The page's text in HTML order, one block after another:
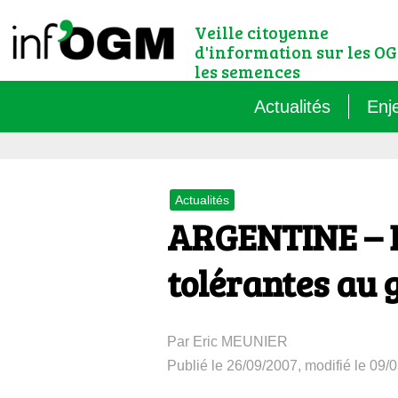
Veille citoyenne
d'information sur les
les semences
Actualités
Actualités
ARGENTINE
tolérantes au
Par Eric MEUNIER
Publié le 26/09/2007, modifié le 09/